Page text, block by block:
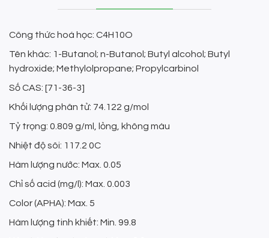
Công thức hoá học: C4H10O
Tên khác: 1-Butanol; n-Butanol; Butyl alcohol; Butyl
hydroxide; Methylolpropane; Propylcarbinol
Số CAS: [71-36-3]
Khối lượng phân tử: 74.122 g/mol
Tỷ trọng: 0.809 g/ml, lỏng, không màu
Nhiệt độ sôi: 117.2 0C
Hàm lượng nước: Max. 0.05
Chỉ số acid (mg/l): Max. 0.003
Color (APHA): Max. 5
Hàm lượng tinh khiết: Min. 99.8